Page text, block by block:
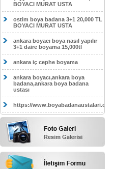
EV,İŞYERİ BOYA BADANA USTASI
0554 184 41 66
BOYACI MURAT USTA
ostim boya badana 3+1 20,000 TL
BOYACI MURAT USTA
ankara boyacı boya nasıl yapılır
3+1 daire boyama 15,000tl
ankara iç cephe boyama
ankara boyacı,ankara boya
badana,ankara boya badana
ustası
https://www.boyabadanaustalari.com/